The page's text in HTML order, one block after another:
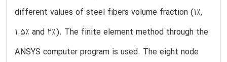
different values of steel fibers volume fraction (1%,
1.5% and 2%). The finite element method through the
ANSYS computer program is used. The eight node